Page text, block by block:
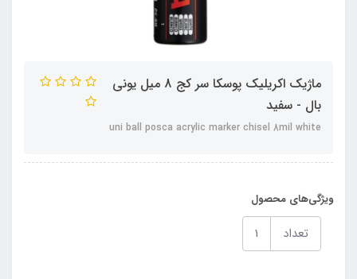
ماژیک اکریلیک پوسکا سر کج 8 میل یونی
بال - سفید
uni ball posca acrylic marker chisel 8mil white
ویژگی‌های محصول
تعداد